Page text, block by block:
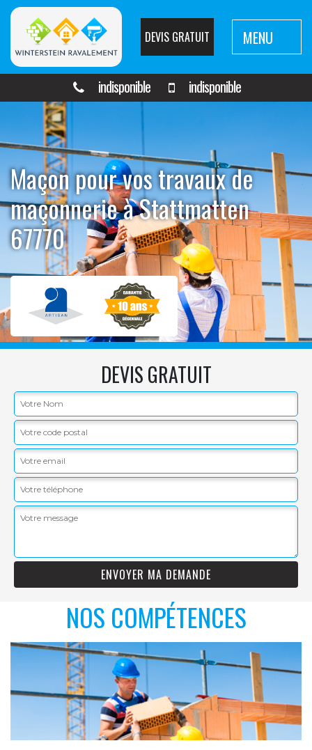
DEVIS GRATUIT MENU
indisponible indisponible
Maçon pour vos travaux de
maçonnerie à Stattmatten
67770
DEVIS GRATUIT
NOS COMPÉTENCES